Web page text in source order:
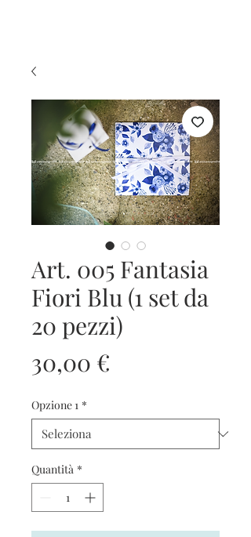
Art. 005 Fantasia
Fiori Blu (1 set da
20 pezzi)
30,00 €
Opzione 1 *
Quantità *